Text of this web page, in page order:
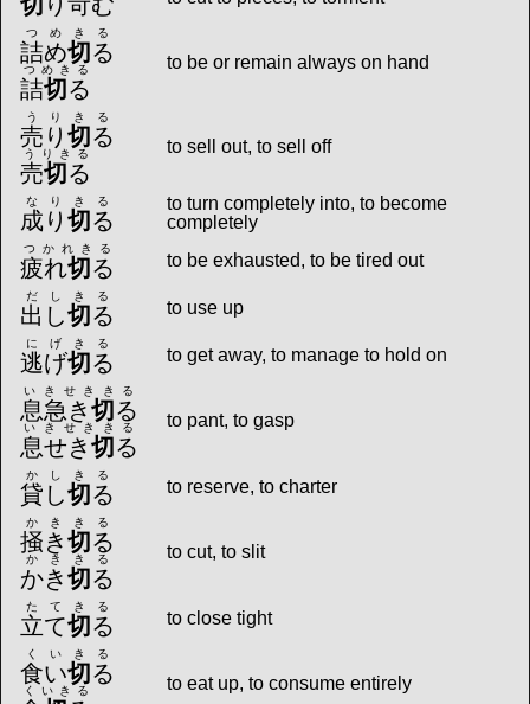
詰め切 る
つめきる
詰切 る
つめきる to be or remain always on hand
売り 切 る
うりきる
売切 る
うりきる to sell out, to sell off
成り 切 る
なりきる
to turn completely into, to become
completely
疲れ切 る
つかれきる
to be exhausted, to be tired out
出し切 る
だしきる
to use up
逃げ切 る
にげきる
to get away, to manage to hold on
息急き切 る
いきせききる
息せき切 る
いきせききる to pant, to gasp
貸し切 る
かしきる
to reserve, to charter
掻き切 る
かききる
かき切 る
かききる to cut, to slit
立て切 る
たてきる
to close tight
食い切 る
くいきる
くいきる to eat up, to consume entirely